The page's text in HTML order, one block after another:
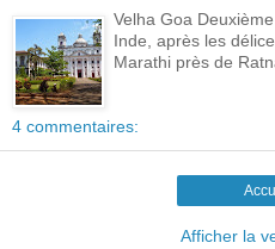
Velha Goa
Inde, après les
Marathi près de
4 commentaires:
Afficher la